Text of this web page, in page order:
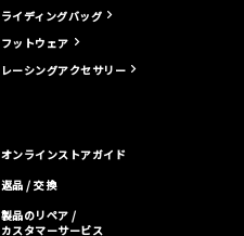
ライディングバッグ
フットウェア
レーシングアクセサリー
オンラインストアガイド
返品 / 交換
製品のリペア /
カスタマーサービス